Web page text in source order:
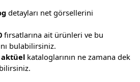
detayları net görsellerini
fırsatlarına ait ürünleri ve bu
bulabilirsiniz.
aktüelkataloglarının ne zamana dek